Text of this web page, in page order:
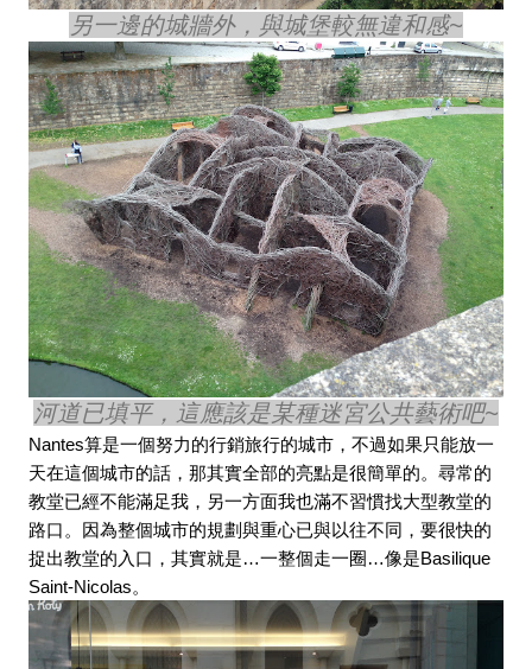
另一邊的城牆外，與城堡較無違和感~
河道已填平，這應該是某種迷宮公共藝術吧~
Nantes算是一個努力的行銷旅行的城市，不過如果只能放一
天在這個城市的話，那其實全部的亮點是很簡單的。尋常的
教堂已經不能滿足我，另一方面我也滿不習慣找大型教堂的
路口。因為整個城市的規劃與重心已與以往不同，要很快的
捉出教堂的入口，其實就是…一整個走一圈…像是Basilique
Saint-Nicolas。